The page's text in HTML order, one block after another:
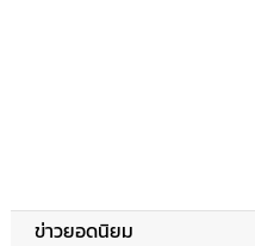
ข่าวยอดนิยม